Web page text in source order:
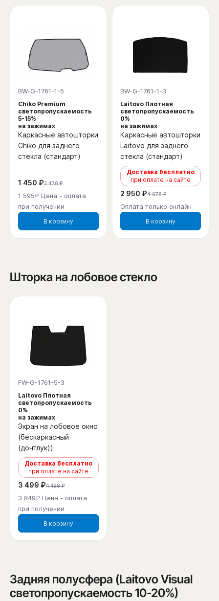
BW-G-1761-1-5
Chiko Premium
светопропускаемость
5-15%
на зажимах
Каркасные автошторки
Chiko для заднего
стекла (стандарт)
1 450 ₽3 478 ₽
1 595₽ Цена - оплата
при получении
В корзину
BW-G-1761-1-3
Laitovo Плотная
светопропускаемость
0%
на зажимах
Каркасные автошторки
Laitovo для заднего
стекла (стандарт)
Доставка бесплатно
при оплате на сайте
2 950 ₽4 678 ₽
Оплата только онлайн
В корзину
Шторка на лобовое стекло
FW-G-1761-5-3
Laitovo Плотная
светопропускаемость
0%
на зажимах
Экран на лобовое окно
(бескаркасный
(донтлук))
Доставка бесплатно
при оплате на сайте
3 499 ₽4 198 ₽
3 849₽ Цена - оплата
при получении
В корзину
Задняя полусфера (Laitovo Visual
светопропускаемость 10-20%)